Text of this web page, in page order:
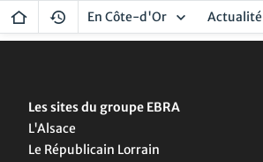
En Côte-d'Or Actualité
Les sites du groupe EBRA
L'Alsace
Le Républicain Lorrain